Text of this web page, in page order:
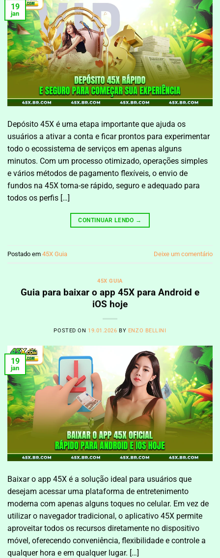
19
jan
Depósito 45X é uma etapa importante que ajuda os
usuários a ativar a conta e ficar prontos para experimentar
todo o ecossistema de serviços em apenas alguns
minutos. Com um processo otimizado, operações simples
e vários métodos de pagamento flexíveis, o envio de
fundos na 45X torna-se rápido, seguro e adequado para
todos os perfis […]
CONTINUAR LENDO →
Postado em 45X Guia Deixe um comentário
45X GUIA
Guia para baixar o app 45X para Android e
iOS hoje
POSTED ON 19.01.2026 BY ENZO BELLINI
19
jan
Baixar o app 45X é a solução ideal para usuários que
desejam acessar uma plataforma de entretenimento
moderna com apenas alguns toques no celular. Em vez de
utilizar o navegador tradicional, o aplicativo 45X permite
aproveitar todos os recursos diretamente no dispositivo
móvel, oferecendo conveniência, flexibilidade e controle a
qualquer hora e em qualquer lugar. […]